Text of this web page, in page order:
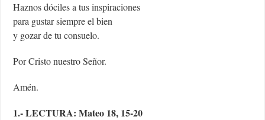
Haznos dóciles a tus inspiraciones
para gustar siempre el bien
y gozar de tu consuelo.
Por Cristo nuestro Señor.
Amén.
1.- LECTURA: Mateo 18, 15-20